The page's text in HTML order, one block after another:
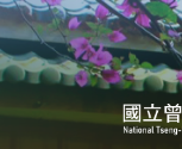
跳
轉
至